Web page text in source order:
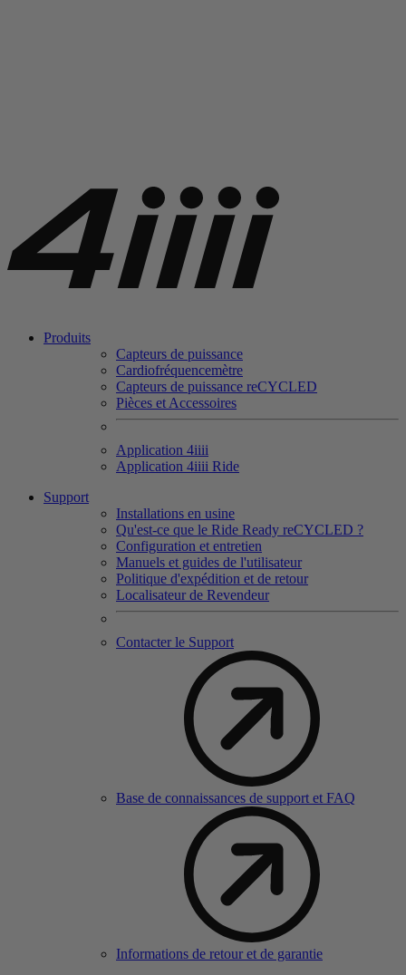
Produits
Capteurs de puissance
Cardiofréquencemètre
Capteurs de puissance reCYCLED
Pièces et Accessoires
Application 4iiii
Application 4iiii Ride
Support
Installations en usine
Qu'est-ce que le Ride Ready reCYCLED ?
Configuration et entretien
Manuels et guides de l'utilisateur
Politique d'expédition et de retour
Localisateur de Revendeur
Contacter le Support
Base de connaissances de support et FAQ
Informations de retour et de garantie